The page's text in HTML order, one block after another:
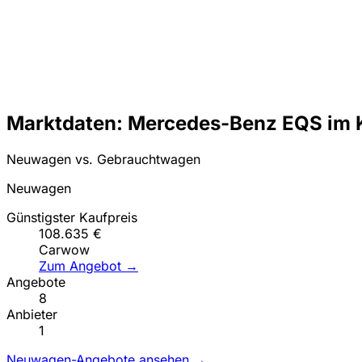
Marktdaten: Mercedes-Benz EQS im
Neuwagen vs. Gebrauchtwagen
Neuwagen
Günstigster Kaufpreis
108.635 €
Carwow
Zum Angebot →
Angebote
8
Anbieter
1